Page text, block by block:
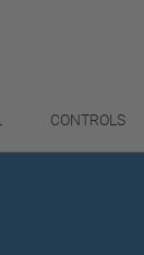
CONTROLS